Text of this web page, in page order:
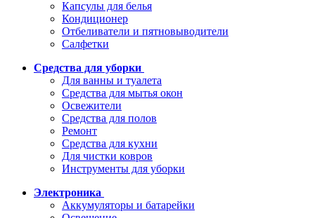
Капсулы для белья
Кондиционер
Отбеливатели и пятновыводители
Салфетки
Средства для уборки
Для ванны и туалета
Средства для мытья окон
Освежители
Средства для полов
Ремонт
Средства для кухни
Для чистки ковров
Инструменты для уборки
Электроника
Аккумуляторы и батарейки